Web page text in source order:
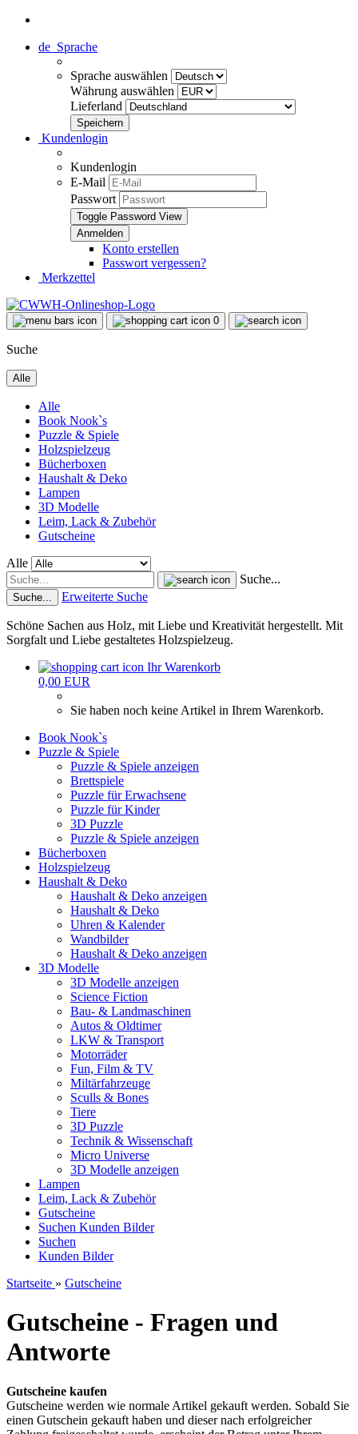
de Sprache
Sprache auswählen
Währung auswählen
Lieferland
Kundenlogin
Kundenlogin
E-Mail
Passwort
Toggle Password View
Konto erstellen
Passwort vergessen?
Merkzettel
0
Suche
Alle
Alle
Book Nook`s
Puzzle & Spiele
Holzspielzeug
Bücherboxen
Haushalt & Deko
Lampen
3D Modelle
Leim, Lack & Zubehör
Gutscheine
Alle
Suche...
Suche... Erweiterte Suche
Schöne Sachen aus Holz, mit Liebe und Kreativität hergestellt. Mit
Sorgfalt und Liebe gestaltetes Holzspielzeug.
Ihr Warenkorb
0,00 EUR
Sie haben noch keine Artikel in Ihrem Warenkorb.
Book Nook`s
Puzzle & Spiele
Puzzle & Spiele anzeigen
Brettspiele
Puzzle für Erwachsene
Puzzle für Kinder
3D Puzzle
Puzzle & Spiele anzeigen
Bücherboxen
Holzspielzeug
Haushalt & Deko
Haushalt & Deko anzeigen
Haushalt & Deko
Uhren & Kalender
Wandbilder
Haushalt & Deko anzeigen
3D Modelle
3D Modelle anzeigen
Science Fiction
Bau- & Landmaschinen
Autos & Oldtimer
LKW & Transport
Motorräder
Fun, Film & TV
Miltärfahrzeuge
Sculls & Bones
Tiere
3D Puzzle
Technik & Wissenschaft
Micro Universe
3D Modelle anzeigen
Lampen
Leim, Lack & Zubehör
Gutscheine
Suchen Kunden Bilder
Suchen
Kunden Bilder
Startseite » Gutscheine
Gutscheine - Fragen und
Antworte
Gutscheine kaufen
Gutscheine werden wie normale Artikel gekauft werden. Sobald Sie
einen Gutschein gekauft haben und dieser nach erfolgreicher